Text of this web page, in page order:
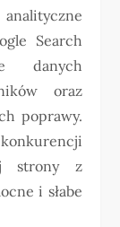
Search
danych
oraz
poprawy.
konkurencji
strony z
i słabe